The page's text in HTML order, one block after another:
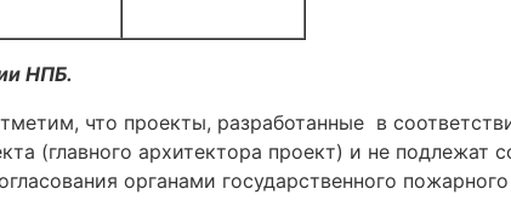
НПБ.
что проекты, разработанные в
(главного архитектора проект) и не подлежат
органами государственного